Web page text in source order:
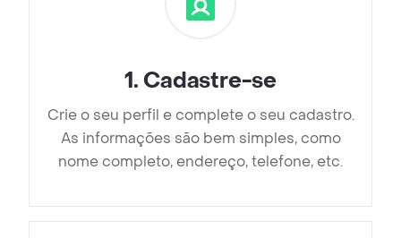
1. Cadastre-se
Crie o seu perfil e complete o seu cadastro.
As informações são bem simples, como
nome completo, endereço, telefone, etc.